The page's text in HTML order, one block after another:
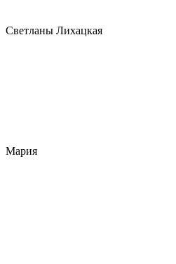
Светланы Лихацкая
Мария